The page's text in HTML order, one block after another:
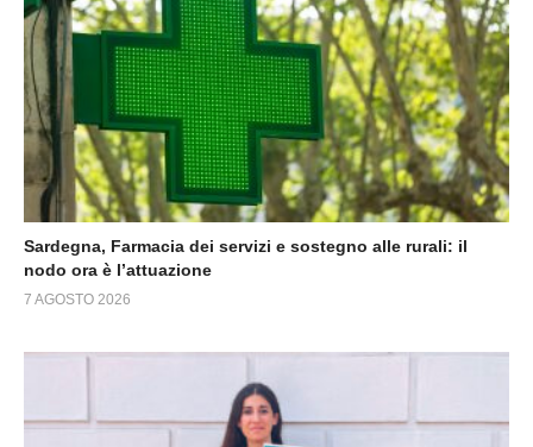
Sardegna, Farmacia dei servizi e sostegno alle rurali: il
nodo ora è l’attuazione
7 AGOSTO 2026